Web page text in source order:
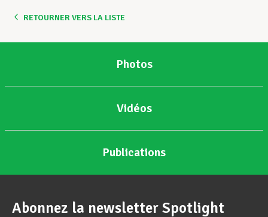
RETOURNER VERS LA LISTE
Photos
Vidéos
Publications
Abonnez la newsletter Spotlight